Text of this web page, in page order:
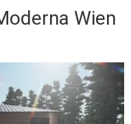
Wien